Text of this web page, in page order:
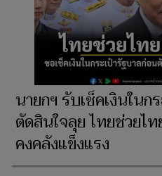
นายกฯ รับเช็คเงินในก
ตัดสินใจลุย ไทยช่วยไ
คงคลังแข็งแรง